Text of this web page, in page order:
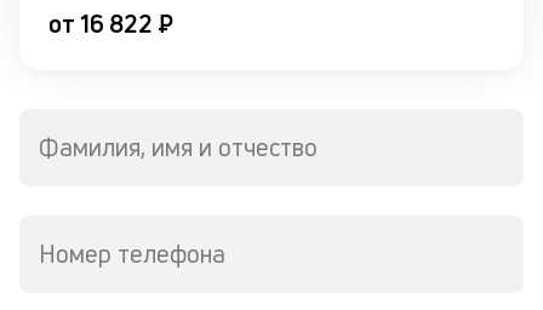
от 16 822 ₽
Фамилия, имя и отчество
Номер телефона